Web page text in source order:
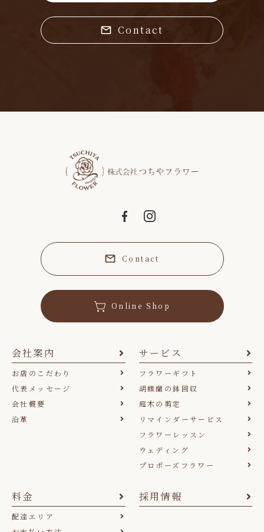
Contact
Contact
Online Shop
会社案内
お店のこだわり
代表メッセージ
会社概要
沿革
サービス
フラワーギフト
胡蝶蘭の鉢回収
庭木の剪定
リマインダーサービス
フラワーレッスン
ウェディング
プロポーズフラワー
料金
配達エリア
採用情報